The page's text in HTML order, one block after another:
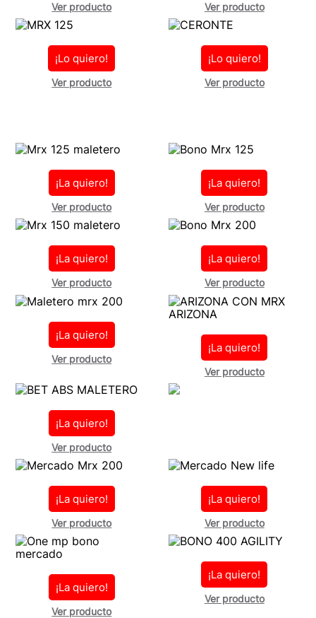
Ver producto Ver producto
¡Lo quiero!
Ver producto
¡Lo quiero!
Ver producto
¡La quiero!
Ver producto
¡La quiero!
Ver producto
¡La quiero!
Ver producto
¡La quiero!
Ver producto
¡La quiero!
Ver producto
¡La quiero!
Ver producto
¡La quiero!
Ver producto
¡La quiero!
Ver producto
¡La quiero!
Ver producto
¡La quiero!
Ver producto
¡La quiero!
Ver producto